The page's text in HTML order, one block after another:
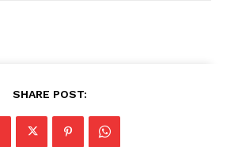
SHARE POST: